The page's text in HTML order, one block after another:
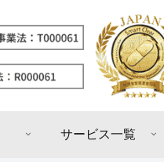
サービス一覧